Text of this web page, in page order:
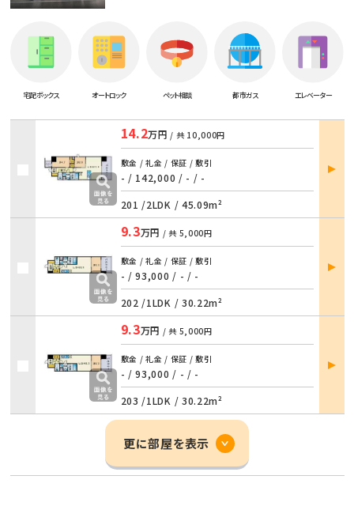
宅配ボックス オートロック ペット相談 都市ガス エレベーター
14.2万円 / 共 10,000円
敷金 / 礼金 / 保証 / 敷引
- / 142,000 / - / -
201 /2LDK / 45.09m²
部屋
詳細
9.3万円 / 共 5,000円
敷金 / 礼金 / 保証 / 敷引
- / 93,000 / - / -
202 /1LDK / 30.22m²
部屋
詳細
9.3万円 / 共 5,000円
敷金 / 礼金 / 保証 / 敷引
- / 93,000 / - / -
203 /1LDK / 30.22m²
部屋
詳細
更に部屋を表示